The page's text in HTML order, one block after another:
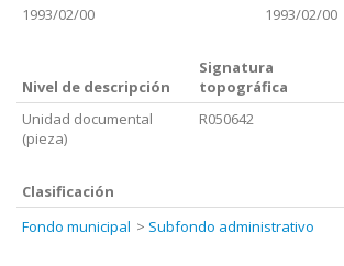
1993/02/00
1993/02/00
Nivel de descripción
Signatura
topográfica
Unidad documental
(pieza)
R050642
Clasificación
Fondo municipal
Subfondo administrativo